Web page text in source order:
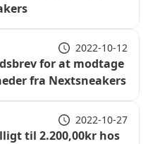
2022-10-12
for at modtage
fra Nextsneakers
2022-10-27
til 2.200,00kr hos